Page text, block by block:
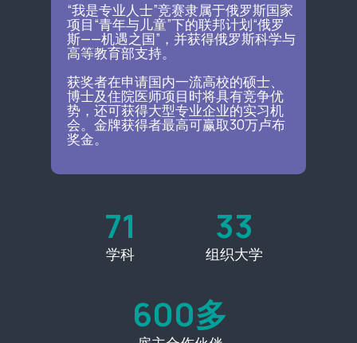
学科
71
“我是专业人士”竞赛隶属于俄罗斯国家
项目“青年与儿童”下的联邦计划“俄罗
斯——机遇之国”，并获得俄罗斯科学与
高等教育部支持。
获奖者在申请国内一流高校的硕士、
博士及住院医师项目时将具有竞争优
势，还可获得大型专业企业的实习机
会。金牌获得者最高可赢取30万卢布
奖金。
33
600多
组织大学